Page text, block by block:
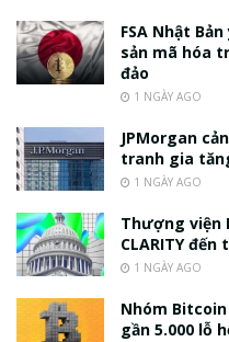
FSA Nhật
sản mã hóa
đảo
1 NGÀY AGO
JPMorgan
tranh gia
1 NGÀY AGO
Thượng viện
CLARITY đến
1 NGÀY AGO
Nhóm
gần 5.000 lỗ